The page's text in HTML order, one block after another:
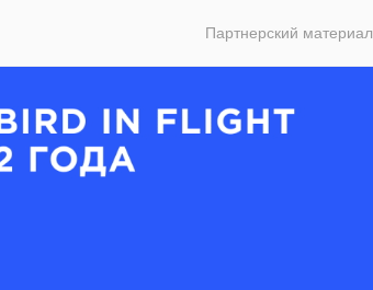
Партнерский материал